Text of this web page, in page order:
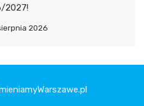
2027!
2026